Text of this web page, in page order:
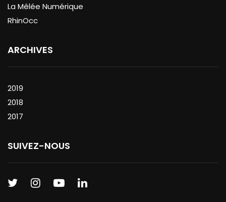
La Mêlée Numérique
RhinOcc
ARCHIVES
2019
2018
2017
SUIVEZ-NOUS